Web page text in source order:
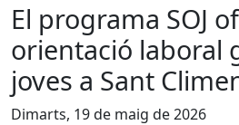
El programa SOJ
orientació laboral
joves a Sant
Dimarts, 19 de maig de 2026